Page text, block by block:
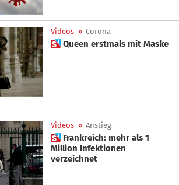
Videos » Corona
 Queen erstmals mit Maske
Videos » Anstieg
 Frankreich: mehr als 1
Million Infektionen
verzeichnet